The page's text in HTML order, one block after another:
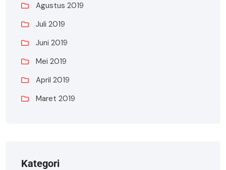
Agustus 2019
Juli 2019
Juni 2019
Mei 2019
April 2019
Maret 2019
Kategori